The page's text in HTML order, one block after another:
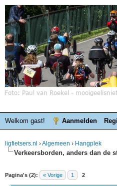
Welkom gast! Aanmelden
ligfietsers.nl ›Algemeen › Hangplek
Verkeersborden, anders dan de
Pagina's (2): « Vorige 1 2
waardering is 0